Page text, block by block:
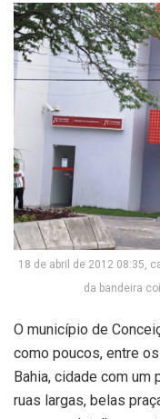
18 de abril de 2012 08:35,
da bandeira
O município de
como poucos, entre
Bahia, cidade com um
ruas largas, belas